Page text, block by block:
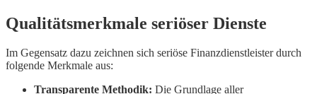
Qualitätsmerkmale seriöser Dienste
Im Gegensatz dazu zeichnen sich seriöse Finanzdienstleister durch
folgende Merkmale aus:
Transparente Methodik: Die Grundlage aller